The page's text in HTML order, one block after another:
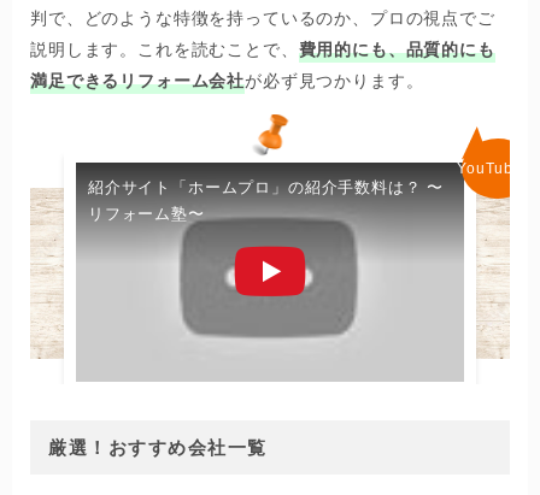
判で、どのような特徴を持っているのか、プロの視点でご
説明します。これを読むことで、 費用的にも、品質的にも
満足できるリフォーム会社が必ず見つかります。
紹介サイト「ホームプロ」の紹介手数料は？ 〜
リフォーム塾〜
厳選！おすすめ会社一覧